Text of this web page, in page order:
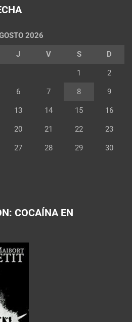
2026
J V S D
1 2
6 7 8 9
13 14 15 16
20 21 22 23
27 28 29 30
COCAÍNA EN